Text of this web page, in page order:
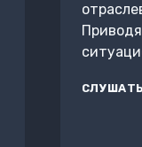
СЛУШАТЬ